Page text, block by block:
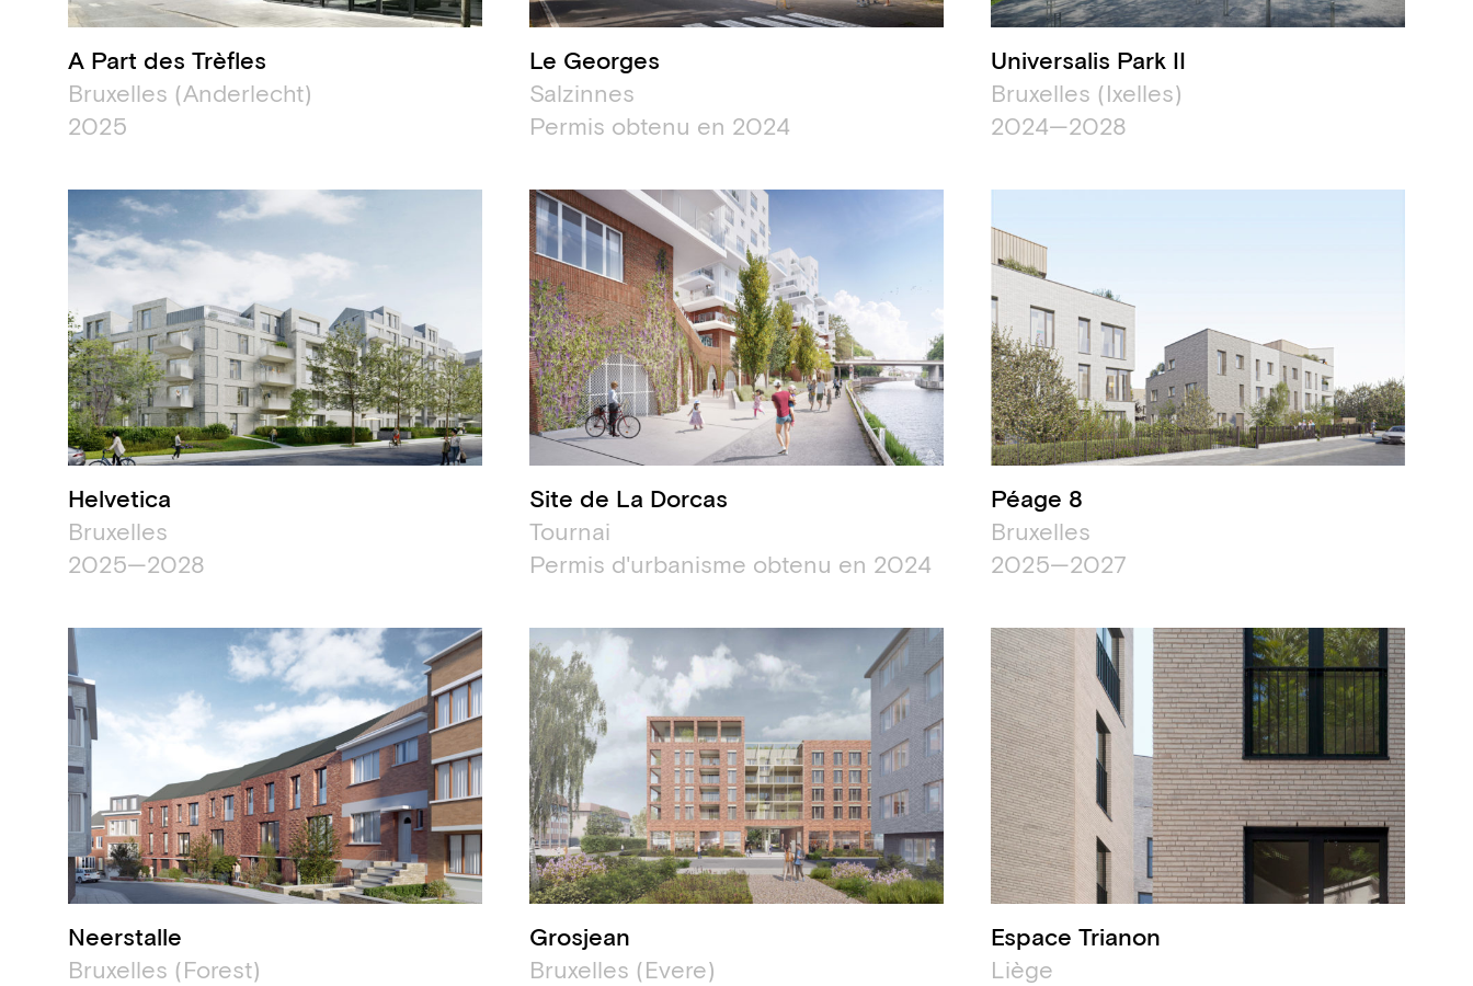
A Part des Trèfles
Bruxelles (Anderlecht)
2025
Le Georges
Salzinnes
Permis obtenu en 2024
Universalis Park II
Bruxelles (Ixelles)
2024—2028
Helvetica
Bruxelles
2025—2028
Site de La Dorcas
Tournai
Permis d'urbanisme obtenu en 2024
Péage 8
Bruxelles
2025—2027
Neerstalle
Bruxelles (Forest)
Grosjean
Bruxelles (Evere)
Espace Trianon
Liège